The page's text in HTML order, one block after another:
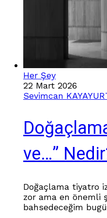
Her Şey
22 Mart 2026
Sevimcan
ve…”
Doğaçlama tiyatro
zor ama en önemli
bahsedeceğim